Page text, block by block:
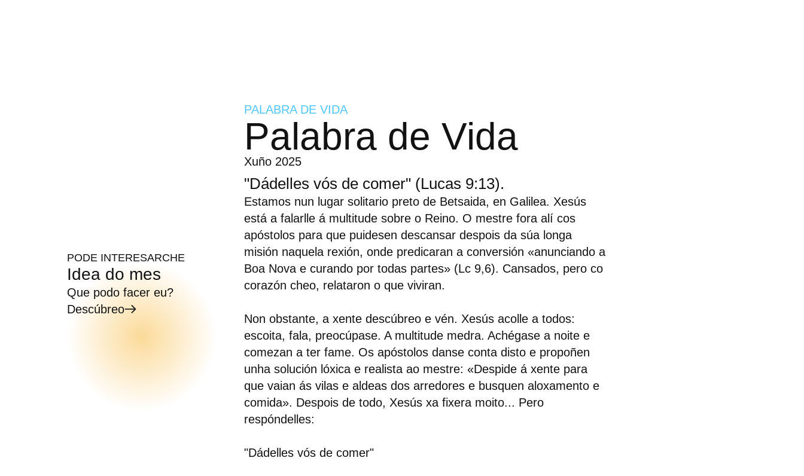
PODE INTERESARCHE
Idea do mes
Que podo facer eu?
Descúbreo
Palabra de Vida
Xuño 2025
"Dádelles vós de comer" (Lucas 9:13).
Estamos nun lugar solitario preto de Betsaida, en Galilea. Xesús
está a falarlle á multitude sobre o Reino. O mestre fora alí cos
apóstolos para que puidesen descansar despois da súa longa
misión naquela rexión, onde predicaran a conversión «anunciando a
Boa Nova e curando por todas partes» (Lc 9,6). Cansados, pero co
corazón cheo, relataron o que viviran.
Non obstante, a xente descúbreo e vén. Xesús acolle a todos:
escoita, fala, preocúpase. A multitude medra. Achégase a noite e
comezan a ter fame. Os apóstolos danse conta disto e propoñen
unha solución lóxica e realista ao mestre: «Despide á xente para
que vaian ás vilas e aldeas dos arredores e busquen aloxamento e
comida». Despois de todo, Xesús xa fixera moito... Pero
respóndelles:
"Dádelles vós de comer"
PALABRA DE VIDA